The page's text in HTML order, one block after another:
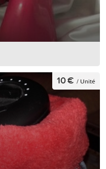
10 € / Unité